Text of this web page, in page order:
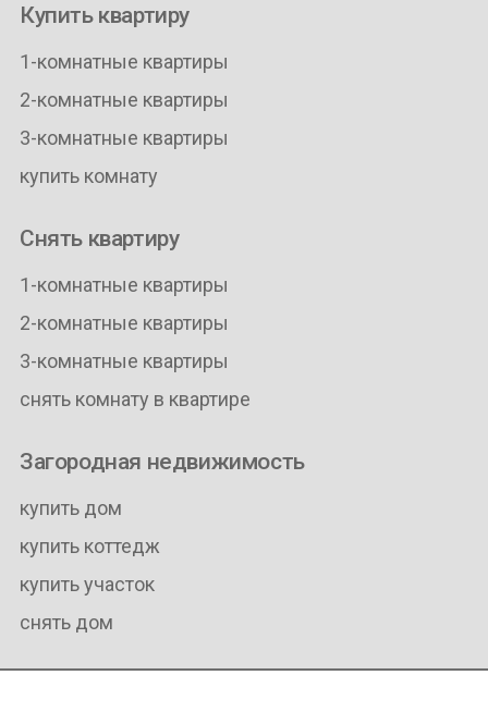
Купить квартиру
1-комнатные квартиры
2-комнатные квартиры
3-комнатные квартиры
купить комнату
Снять квартиру
1-комнатные квартиры
2-комнатные квартиры
3-комнатные квартиры
снять комнату в квартире
Загородная недвижимость
купить дом
купить коттедж
купить участок
снять дом